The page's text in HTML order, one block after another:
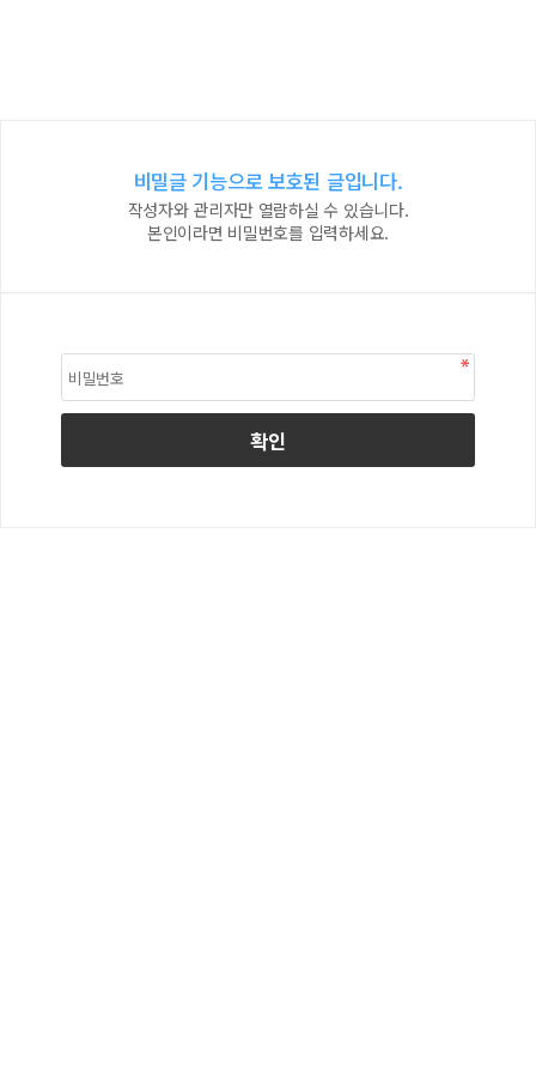
비밀글 기능으로 보호된 글입니다.
작성자와 관리자만 열람하실 수 있습니다.
본인이라면 비밀번호를 입력하세요.